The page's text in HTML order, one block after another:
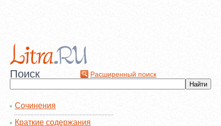
Поиск Расширенный поиск
Сочинения
Краткие содержания